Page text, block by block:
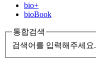
bio+
bioBook
통합검색
검색어를 입력해주세요.